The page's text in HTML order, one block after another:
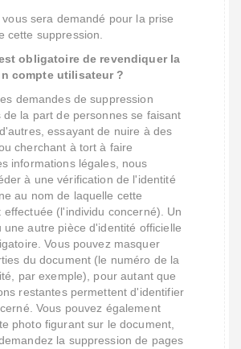
sera demandé pour la prise
cette suppression.
obligatoire de revendiquer la
compte utilisateur ?
demandes de suppression
de la part de personnes se faisant
essayant de nuire à des
cherchant à tort à faire
informations légales, nous
à une vérification de l'identité
au nom de laquelle cette
effectuée (l'individu concerné). Un
une autre pièce d'identité officielle
Vous pouvez masquer
du document (le numéro de la
par exemple), pour autant que
restantes permettent d'identifier
Vous pouvez également
photo figurant sur le document,
la suppression de pages